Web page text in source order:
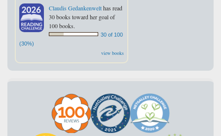
Claudis Gedankenwelthas read
30 books toward her goal of
100 books.
30 of 100
(30%)
view books